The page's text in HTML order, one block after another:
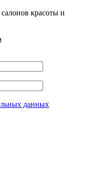
красоты и
данных